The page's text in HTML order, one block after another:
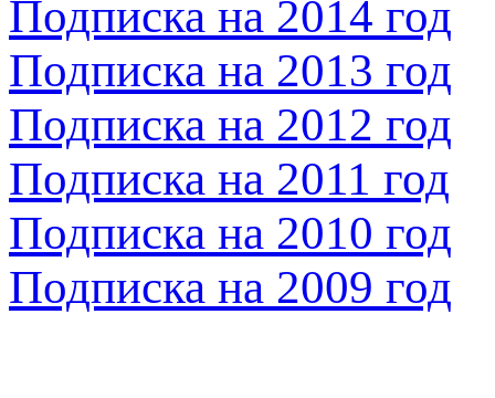
Подписка на 2014 год
Подписка на 2013 год
Подписка на 2012 год
Подписка на 2011 год
Подписка на 2010 год
Подписка на 2009 год